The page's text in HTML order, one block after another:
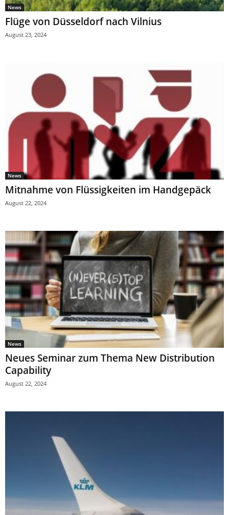
News
Flüge von Düsseldorf nach Vilnius
August 23, 2024
News
Mitnahme von Flüssigkeiten im Handgepäck
August 22, 2024
News
Neues Seminar zum Thema New Distribution
Capability
August 22, 2024